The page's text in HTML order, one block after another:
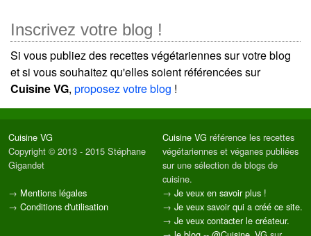
Inscrivez votre blog !
Si vous publiez des recettes végétariennes sur votre blog
et si vous souhaitez qu'elles soient référencées sur
Cuisine VG, proposez votre blog !
Cuisine VG
Copyright © 2013 - 2015 Stéphane
Gigandet
→ Mentions légales
→ Conditions d'utilisation
Cuisine VG référence les recettes
végétariennes et véganes publiées
sur une sélection de blogs de
cuisine.
→ Je veux en savoir plus !
→ Je veux savoir qui a créé ce site.
→ Je veux contacter le créateur.